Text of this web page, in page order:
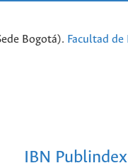
Bogotá). Facultad
IBN Publindex